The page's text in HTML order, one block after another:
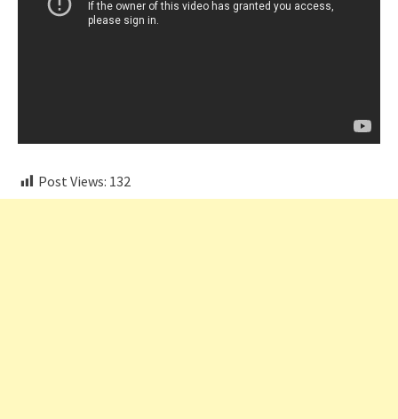
Post Views: 132